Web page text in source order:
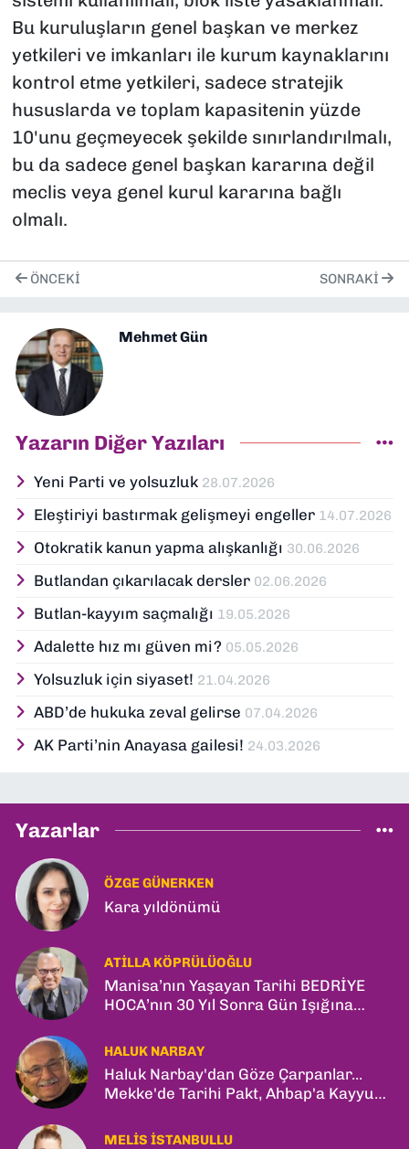
Bu kuruluşların genel başkan ve merkez
yetkileri ve imkanları ile kurum kaynaklarını
kontrol etme yetkileri, sadece stratejik
hususlarda ve toplam kapasitenin yüzde
10'unu geçmeyecek şekilde sınırlandırılmalı,
bu da sadece genel başkan kararına değil
meclis veya genel kurul kararına bağlı
olmalı.
ÖNCEKI SONRAKI
Mehmet Gün
Yazarın Diğer Yazıları
Yeni Parti ve yolsuzluk 28.07.2026
Eleştiriyi bastırmak gelişmeyi engeller 14.07.2026
Otokratik kanun yapma alışkanlığı 30.06.2026
Butlandan çıkarılacak dersler 02.06.2026
Butlan-kayyım saçmalığı 19.05.2026
Adalette hız mı güven mi? 05.05.2026
Yolsuzluk için siyaset! 21.04.2026
ABD’de hukuka zeval gelirse 07.04.2026
AK Parti’nin Anayasa gailesi! 24.03.2026
Yazarlar
ÖZGE GÜNERKEN
Kara yıldönümü
ATILLA KÖPRÜLÜOĞLU
Manisa’nın Yaşayan Tarihi BEDRİYE
HOCA’nın 30 Yıl Sonra Gün Işığına
HALUK NARBAY
Haluk Narbay'dan Göze Çarpanlar...
Mekke'de Tarihi Pakt, Ahbap'a Kayyum
MELIS İSTANBULLU